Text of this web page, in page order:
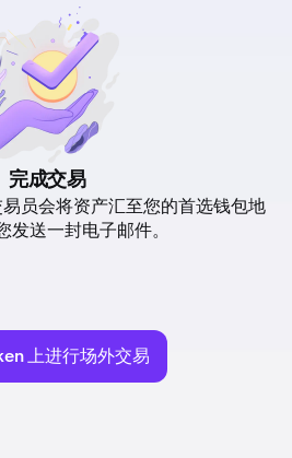
完成交易
员会将资产汇至您的首选钱包地
发送一封电子邮件。
上进行场外交易